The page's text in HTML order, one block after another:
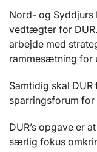
Nord- og
vedtægter for
arbejde med
rammesætning for
Samtidig skal
sparringsforum for
DUR’s opgave er
særlig fokus